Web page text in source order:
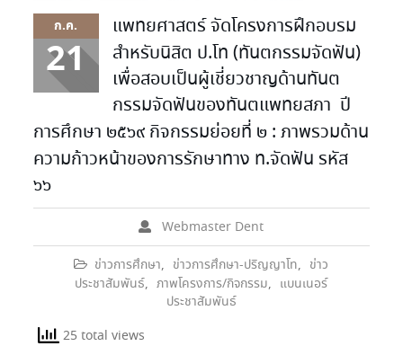
ก.ค.
21
แพทยศาสตร์ จัดโครงการฝึกอบรม
สำหรับนิสิต ป.โท (ทันตกรรมจัดฟัน)
เพื่อสอบเป็นผู้เชี่ยวชาญด้านทันต
กรรมจัดฟันของทันตแพทยสภา ปี
การศึกษา ๒๕๖๙ กิจกรรมย่อยที่ ๒ : ภาพรวมด้าน
ความก้าวหน้าของการรักษาทาง ท.จัดฟัน รหัส
๖๖
Webmaster Dent
ข่าวการศึกษา, ข่าวการศึกษา-ปริญญาโท, ข่าว
ประชาสัมพันธ์, ภาพโครงการ/กิจกรรม, แบนเนอร์
ประชาสัมพันธ์
25 total views